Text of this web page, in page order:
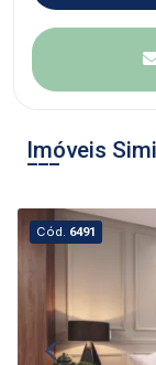
Imóveis
Cód. 6491